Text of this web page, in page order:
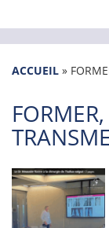
ACCUEIL »